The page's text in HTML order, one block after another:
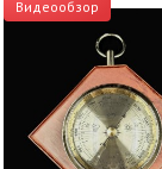
Видеообзор